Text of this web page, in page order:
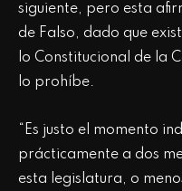
siguiente, pero esta
de Falso, dado que
lo Constitucional de la
lo prohíbe.
“Es justo el momento
prácticamente a dos
esta legislatura, o